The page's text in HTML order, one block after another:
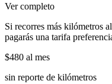
Ver completo
Si recorres más kilómetros
pagarás una tarifa
$480 al mes
sin reporte de kilómetros